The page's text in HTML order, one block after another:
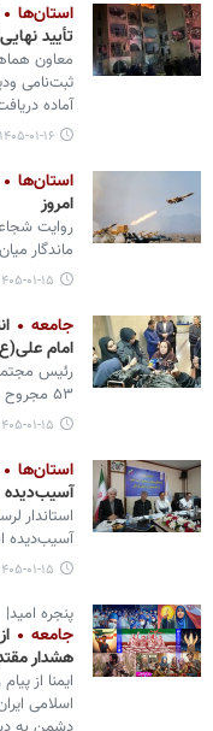
استان‌ها
تأیید نهایی ۴۴ پرونده
آماده
۱۴۰۵-۰۱-۱۶ ۱۸:۵۶
استان‌ها
امروز
روایت
ماندگار
۱۴۰۵-۰۱-۱۵
جامعه
امام
رئیس
۵۳ مجروح حمله به پل B۱ به این مرکز خبر داد.
۱۴۰۵-۰۱-۱۵
استان‌ها
آسیب‌دیده
آسیب‌دیده
۱۴۰۵-۰۱-۱۵
پنجره امید|
جامعه
هشدار
ایمنا از